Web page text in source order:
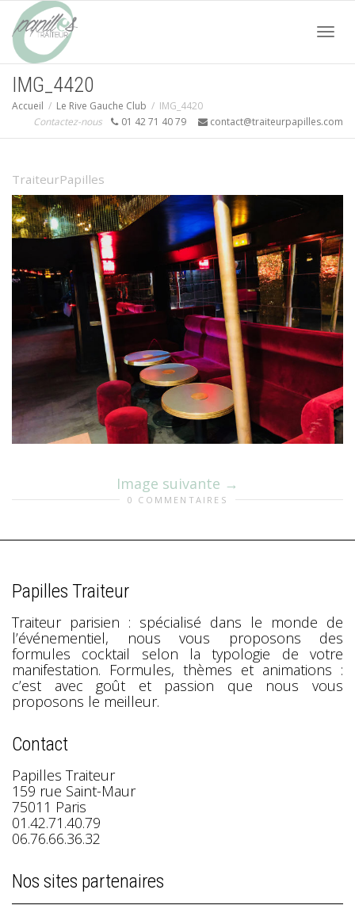
IMG_4420
Accueil Le Rive Gauche Club
IMG_4420
Contactez-nous
01 42 71 40 79 contact@traiteurpapilles.com
TraiteurPapilles
Image suivante
0 COMMENTAIRES
Papilles Traiteur
Traiteur parisien : spécialisé dans le monde de
l’événementiel, nous vous proposons des
formules cocktail selon la typologie de votre
manifestation. Formules, thèmes et animations :
c’est avec goût et passion que nous vous
proposons le meilleur.
Contact
Papilles Traiteur
159 rue Saint-Maur
75011 Paris
01.42.71.40.79
06.76.66.36.32
Nos sites partenaires